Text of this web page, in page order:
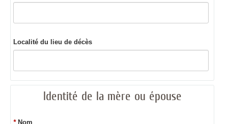
Localité du lieu de décès
Identité de la mère ou épouse
*Nom